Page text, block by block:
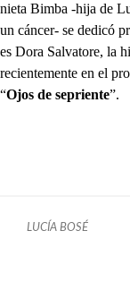
nieta Bimba -hija de
un cáncer- se dedicó
es Dora Salvatore, la
recientemente en el
“Ojos de sepriente”.
LUCÍA BOSÉ